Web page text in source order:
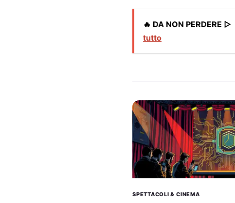
🔥 DA NON PERDERE ▷
tutto
SPETTACOLI & CINEMA